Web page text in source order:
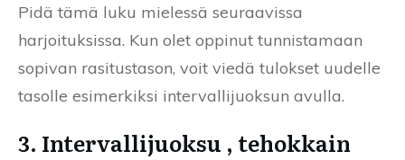
Pidä tämä luku mielessä seuraavissa
harjoituksissa. Kun olet oppinut tunnistamaan
sopivan rasitustason, voit viedä tulokset uudelle
tasolle esimerkiksi intervallijuoksun avulla.
3. Intervallijuoksu , tehokkain